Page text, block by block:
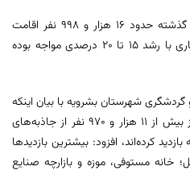
وی ادامه داد: در مدت مشابه سال گذشته حدود 16 هزار و 998 نفر اقامت
داشته‌ایم که خوشبختانه در سال جاری با رشد 15 تا 20 درصدی مواجه بوده
شهرستان بشرویه با بیان اینکه
از 28 اسفندماه سال گذشته تا امروز بیش از 11 هزار و 970 نفر از جاذبه‌های
کرده‌اند، افزود: بیشترین بازدیدها
خانه مستوفی، موزه و بازارچه صنایع